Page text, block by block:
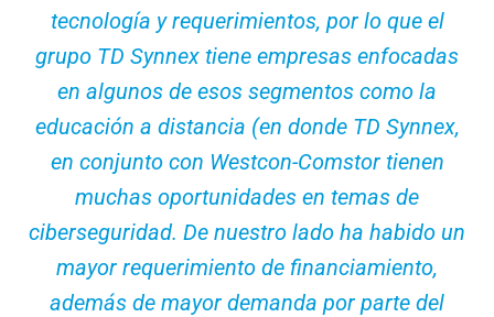
tecnología y requerimientos, por lo que el
grupo TD Synnex tiene empresas enfocadas
en algunos de esos segmentos como la
educación a distancia (en donde TD Synnex,
en conjunto con Westcon-Comstor tienen
muchas oportunidades en temas de
ciberseguridad. De nuestro lado ha habido un
mayor requerimiento de financiamiento,
además de mayor demanda por parte del